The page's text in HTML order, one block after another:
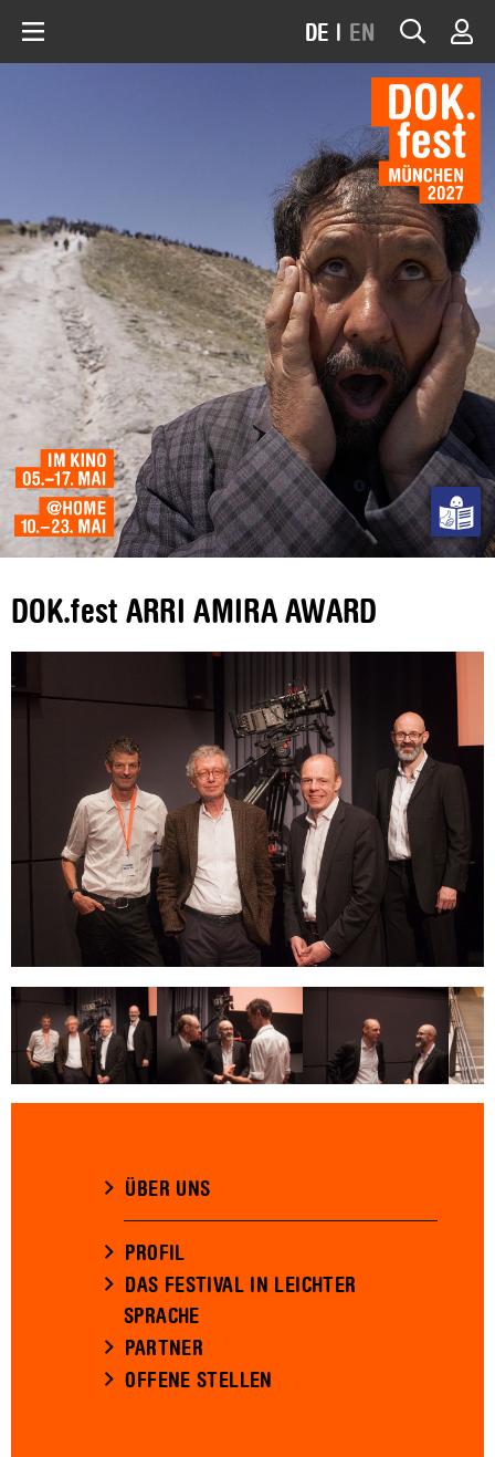
DE | EN
DOK.fest ARRI AMIRA AWARD
ÜBER UNS
PROFIL
DAS FESTIVAL IN LEICHTER
SPRACHE
PARTNER
OFFENE STELLEN